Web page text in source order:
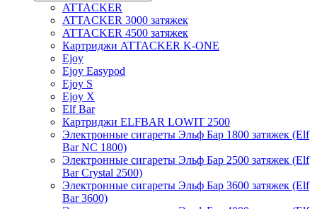
ATTACKER
ATTACKER 3000 затяжек
ATTACKER 4500 затяжек
Картриджи ATTACKER K-ONE
Ejoy
Ejoy Easypod
Ejoy S
Ejoy X
Elf Bar
Картриджи ELFBAR LOWIT 2500
Электронные сигареты Эльф Бар 1800 затяжек (Elf
Bar NC 1800)
Электронные сигареты Эльф Бар 2500 затяжек (Elf
Bar Crystal 2500)
Электронные сигареты Эльф Бар 3600 затяжек (Elf
Bar 3600)